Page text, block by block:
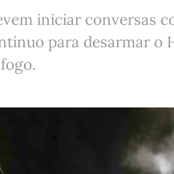
iniciar conversas
para desarmar o